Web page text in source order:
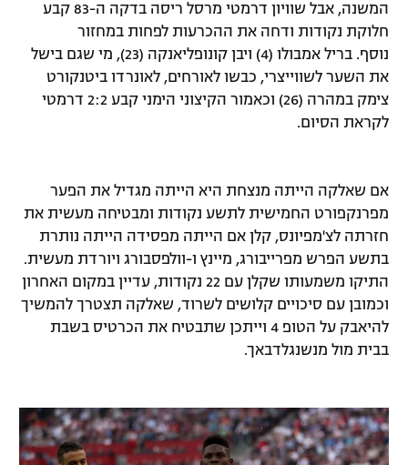
תקנון פעילות ספורט 1
רשיון להקרנה פומבית לבית עסק
הצטרפות לחבילת הערוצים
תגיות
המגזין
המשנה, אבל שוויון דרמטי מרסל ריסה בדקה ה-83 קבע
חלוקת נקודות ודחה את ההכרעות לפחות במחזור
נוסף. בריל אמבולו (4) ויבן קונופליאנקה (23), מי שגם בישל
את השער לשווייצרי, כבשו לאורחים, לאונרדו ביטנקורט
צימק במהרה (26) וכאמור הקיצוני הימני קבע 2:2 דרמטי
לקראת הסיום.
אם שאלקה הייתה מנצחת היא הייתה מגדיל את הפער
מפרנקפורט החמישית לתשע נקודות ומבטיחה מעשית את
חזרתה לצ'מפיונס, קלן אם הייתה מפסידה הייתה נותרת
בתשע הפרש מפרייבורג, מיינץ ו-וולפסבורג ויורדת מעשית.
התיקו משמעותו שקלן עם 22 נקודות, עדיין במקום האחרון
וכמובן עם סיכויים קלושים לשרוד, שאלקה תצטרך להמשיך
להיאבק על הטופ 4 וייתכן שתבטיח את הכרטיס בשבת
בבית מול מנשנגלדבאך.